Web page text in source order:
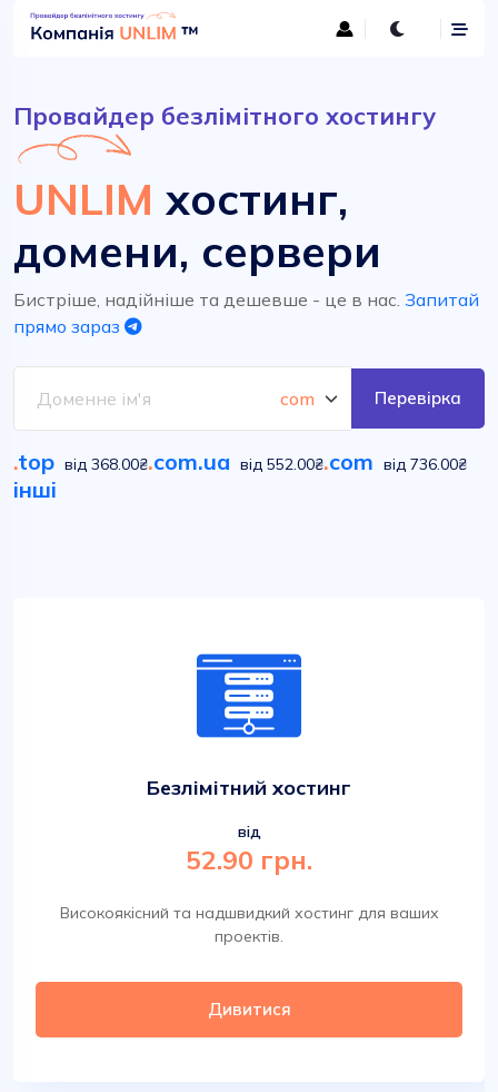
Провайдер безлімітного хостингу
UNLIM хостинг,
домени, сервери
Бистріше, надійніше та дешевше - це в нас. Запитай
прямо зараз
Перевірка
.top від 368.00₴.com.ua від 552.00₴.com від 736.00₴
інші
Безлімітний хостинг
від
52.90 грн.
Високоякісний та надшвидкий хостинг для ваших
проектів.
Дивитися